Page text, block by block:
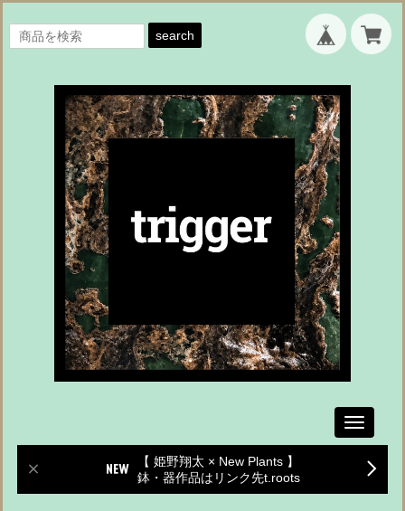
search
Toggle
【 姫野翔太 × New Plants 】
鉢・器作品はリンク先t.roots